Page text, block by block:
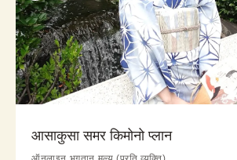
आसाकुसा समर किमोनो प्लान